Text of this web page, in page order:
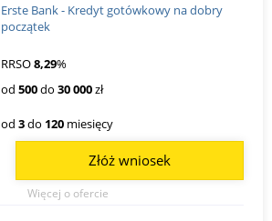
Erste Bank - Kredyt gotówkowy na dobry
początek
RRSO8,29%
od 500do 30 000zł
od 3do 120 miesięcy
Więcej o ofercie
Złóż wniosek